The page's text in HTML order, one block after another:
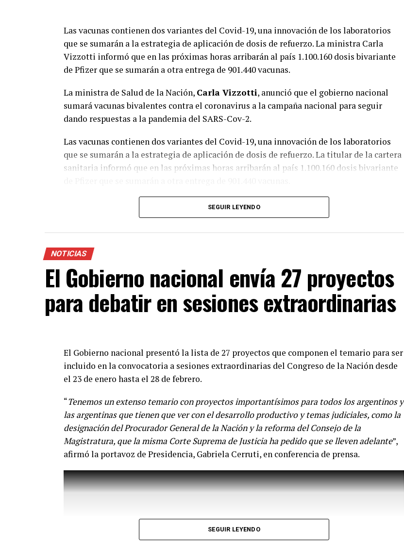
Las vacunas contienen dos variantes del Covid-19, una innovación de los laboratorios
que se sumarán a la estrategia de aplicación de dosis de refuerzo. La ministra Carla
Vizzotti informó que en las próximas horas arribarán al país 1.100.160 dosis bivariante
de Pfizer que se sumarán a otra entrega de 901.440 vacunas.
La ministra de Salud de la Nación, Carla Vizzotti, anunció que el gobierno nacional
sumará vacunas bivalentes contra el coronavirus a la campaña nacional para seguir
dando respuestas a la pandemia del SARS-Cov-2.
Las vacunas contienen dos variantes del Covid-19, una innovación de los laboratorios
que se sumarán a la estrategia de aplicación de dosis de refuerzo. La titular de la cartera
sanitaria informó que en las próximas horas arribarán al país 1.100.160 dosis bivariante
El envío a las provincias comenzará la semana que viene. En ese marco, la funcionaria
aclaró que durante algunas semanas van a estar disponibles ambos tipos de vacunas,
pero que ambas son seguras y eficaces.
“Van a coexistir seguramente durante varias semanas ambas vacunas. Es muy importante
recibir la vacuna disponible lo antes posible. Todas las vacunas son seguras, eficaces
remarcó Vizzotti en una conferencia de prensa desde Casa Rosada.
principio la vacuna en el mundo disponible es la vacuna con la cepa ancestral y se ha
demostrado en Argentina y en el mundo el efecto beneficioso de la vacunación en las
SEGUIR LEYENDO
NOTICIAS
El Gobierno nacional envía 27 proyectos
para debatir en sesiones extraordinarias
El Gobierno nacional presentó la lista de 27 proyectos que componen el temario para ser
incluido en la convocatoria a sesiones extraordinarias del Congreso de la Nación desde
el 23 de enero hasta el 28 de febrero.
“Tenemos un extenso temario con proyectos importantísimos para todos los argentinos y
las argentinas que tienen que ver con el desarrollo productivo y temas judiciales, como la
designación del Procurador General de la Nación y la reforma del Consejo de la
Magistratura, que la misma Corte Suprema de Justicia ha pedido que se lleven adelante”,
afirmó la portavoz de Presidencia, Gabriela Cerruti, en conferencia de prensa.
SEGUIR LEYENDO